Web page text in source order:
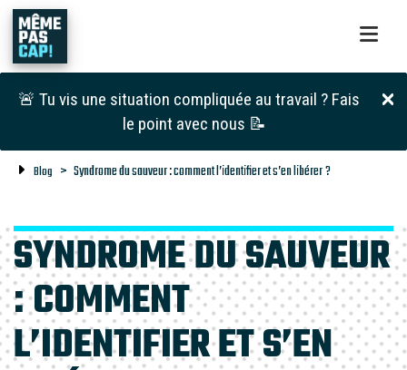
🚨 Tu vis une situation compliquée au travail ? Fais
le point avec nous 📝
Blog Syndrome du sauveur : comment l’identifier et s’en libérer ?
SYNDROME DU SAUVEUR
: COMMENT
L’IDENTIFIER ET S’EN